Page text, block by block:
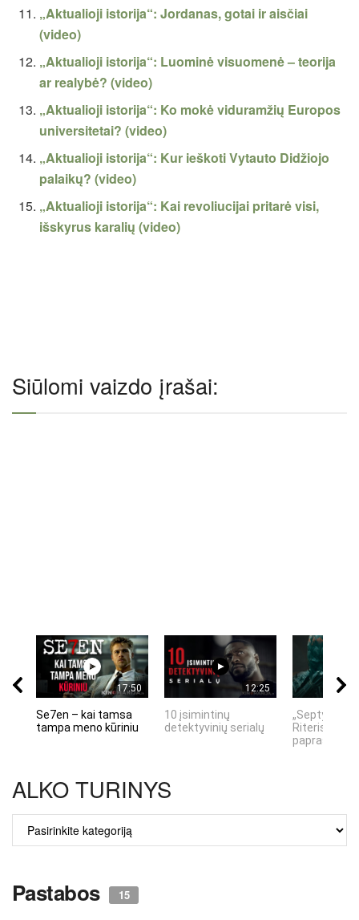
„Aktualioji istorija“: Jordanas, gotai ir aisčiai
(video)
„Aktualioji istorija“: Luominė visuomenė – teorija
ar realybė? (video)
„Aktualioji istorija“: Ko mokė viduramžių Europos
universitetai? (video)
„Aktualioji istorija“: Kur ieškoti Vytauto Didžiojo
palaikų? (video)
„Aktualioji istorija“: Kai revoliucijai pritarė visi,
išskyrus karalių (video)
Siūlomi vaizdo įrašai:
17:50
Se7en – kai tamsa
tampa meno kūriniu
12:25
10 įsimintinų
detektyvinių serialų
„Septynių
Riteris" – kai
ALKO TURINYS
ALKO
TURINYS
Pastabos 15